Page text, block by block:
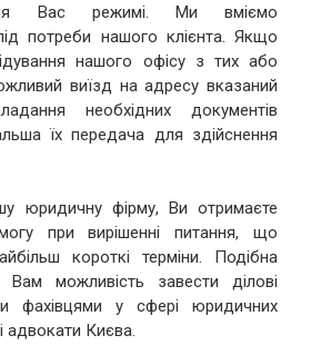
Вас режимі. Ми вміємо
потреби нашого клієнта. Якщо
нашого офісу з тих або
виїзд на адресу вказаний
необхідних документів
їх передача для здійснення
юридичну фірму, Ви отримаєте
при вирішенні питання, що
короткі терміни. Подібна
Вам можливість завести ділові
фахівцями у сфері юридичних
адвокати Києва.